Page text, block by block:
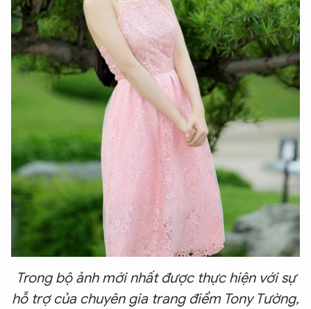
Trong bộ ảnh mới nhất được thực hiện với sự
hỗ trợ của chuyên gia trang điểm Tony Tường,